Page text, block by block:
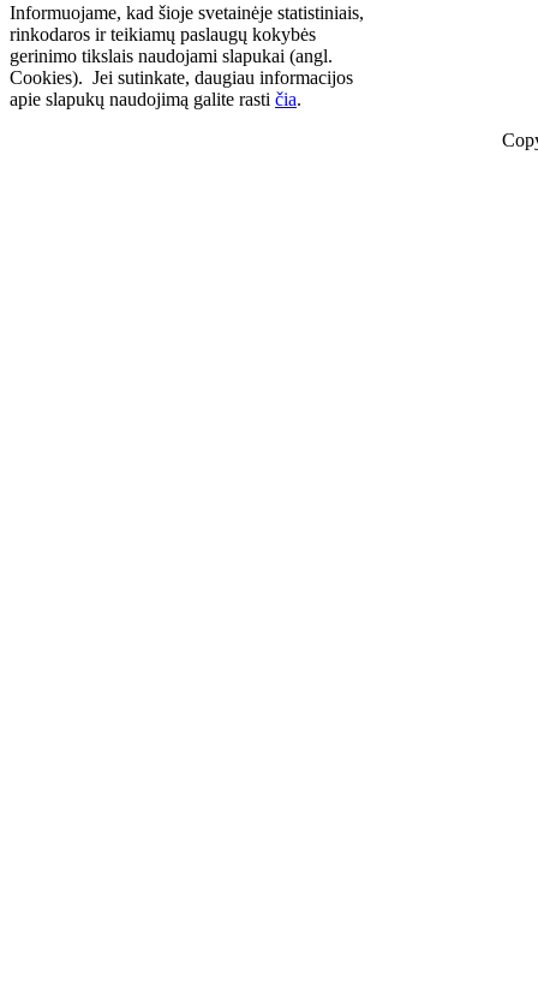
Informuojame, kad šioje svetainėje statistiniais,
rinkodaros ir teikiamų paslaugų kokybės
gerinimo tikslais naudojami slapukai (angl.
Cookies). Jei sutinkate, daugiau informacijos
apie slapukų naudojimą galite rasti čia.